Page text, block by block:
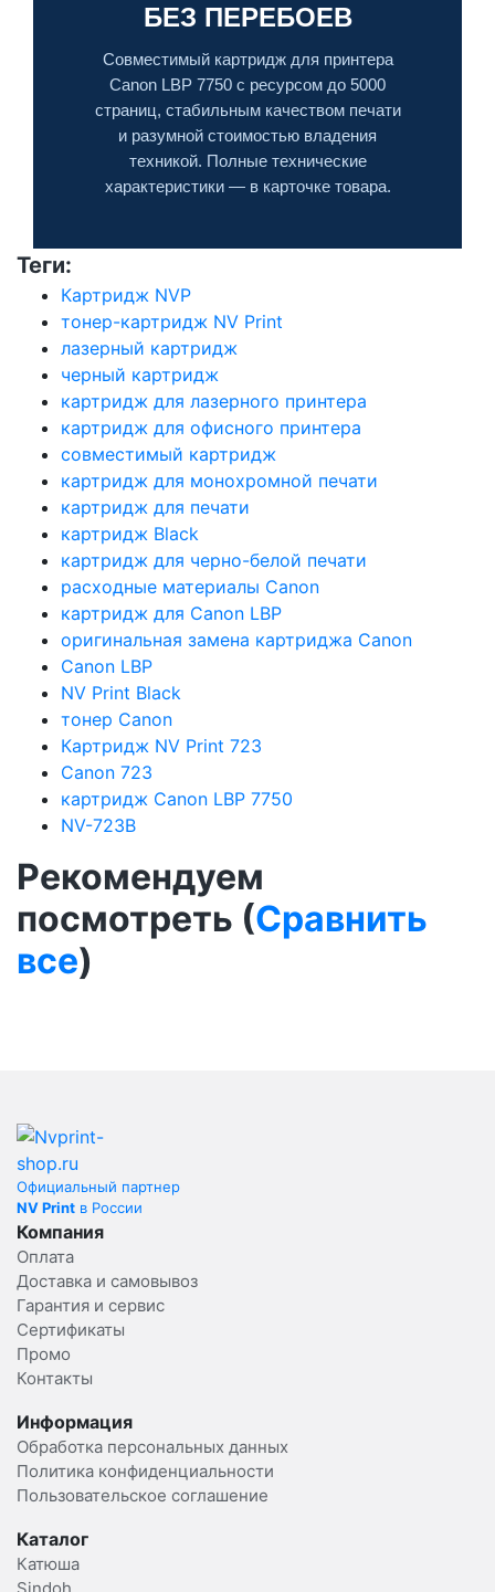
БЕЗ ПЕРЕБОЕВ
Совместимый картридж для принтера
Canon LBP 7750 с ресурсом до 5000
страниц, стабильным качеством печати
и разумной стоимостью владения
техникой. Полные технические
характеристики — в карточке товара.
Теги:
Картридж NVP
тонер-картридж NV Print
лазерный картридж
черный картридж
картридж для лазерного принтера
картридж для офисного принтера
совместимый картридж
картридж для монохромной печати
картридж для печати
картридж Black
картридж для черно-белой печати
расходные материалы Canon
картридж для Canon LBP
оригинальная замена картриджа Canon
Canon LBP
NV Print Black
тонер Canon
Картридж NV Print 723
Canon 723
картридж Canon LBP 7750
NV-723B
Рекомендуем
посмотреть (Сравнить
все)
Официальный партнер
NV Print в России
Компания
Оплата
Доставка и самовывоз
Гарантия и сервис
Сертификаты
Промо
Контакты
Информация
Обработка персональных данных
Политика конфиденциальности
Пользовательское соглашение
Каталог
Катюша
Sindoh